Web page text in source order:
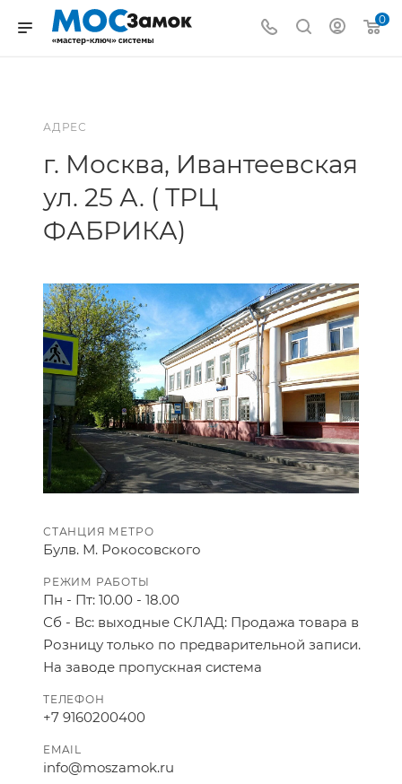
0
АДРЕС
г. Москва, Ивантеевская
ул. 25 А. ( ТРЦ
ФАБРИКА)
СТАНЦИЯ МЕТРО
Булв. М. Рокосовского
РЕЖИМ РАБОТЫ
Пн - Пт: 10.00 - 18.00
Сб - Вс: выходные СКЛАД: Продажа товара в
Розницу только по предварительной записи.
На заводе пропускная система
ТЕЛЕФОН
+7 9160200400
EMAIL
info@moszamok.ru